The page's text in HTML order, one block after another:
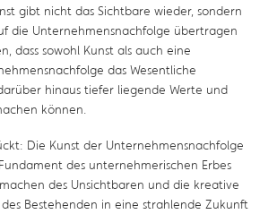
gibt nicht das Sichtbare wieder, sondern
die Unternehmensnachfolge übertragen
dass sowohl Kunst als auch eine
das Wesentliche
hinaus tiefer liegende Werte und
können.
Die Kunst der Unternehmensnachfolge
des unternehmerischen Erbes
des Unsichtbaren und die kreative
Bestehenden in eine strahlende Zukunft